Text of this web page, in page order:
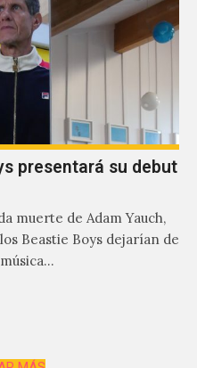
presentará su debut
muerte de Adam Yauch,
Beastie Boys dejarían de